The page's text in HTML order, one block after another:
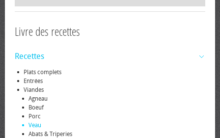
Livre des recettes
Recettes
Plats complets
Entrées
Viandes
Agneau
Boeuf
Porc
Veau
Abats & Triperies